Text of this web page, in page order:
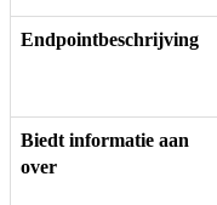
Endpointbeschrijving
Biedt informatie aan
over